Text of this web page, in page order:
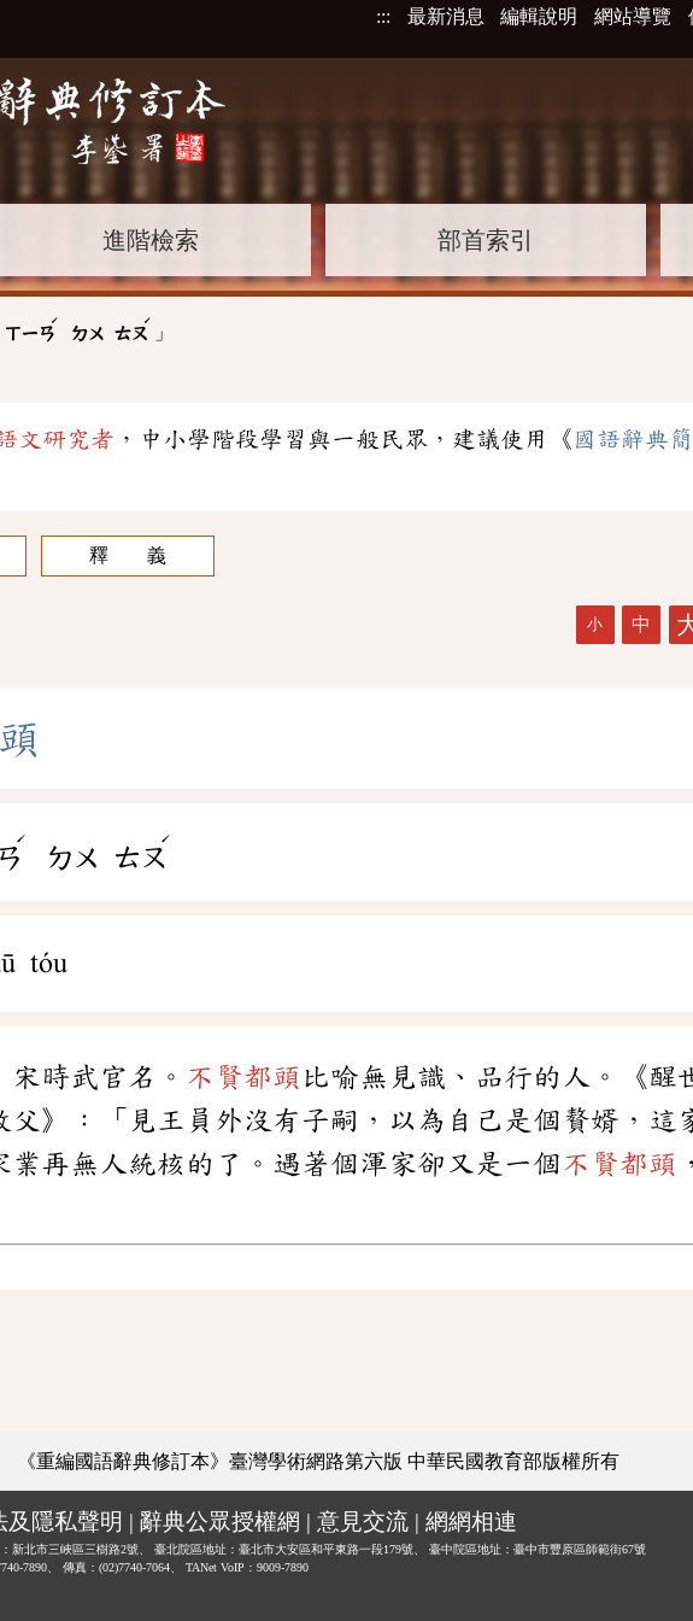
::: 最新消息 編輯說明 網站導覽
進階檢索 部首索引
ㄒㄧㄢ
ˊ
ㄉㄨ ㄊㄡ
ˊ
」
文研究者 ，中小學階段學習與一般民眾，建議使用《 國語辭典
釋 義
小 中
頭
ˊ
ㄉㄨ ㄊㄡ
ˊ
tóu
時武官名。 不賢都頭 比喻無見識、品行的人。《醒
父》：「見王員外沒有子嗣，以為自己是個贅婿，這
業再無人統核的了。遇著個渾家卻又是一個不賢都頭
《重編國語辭典修訂本》臺灣學術網路第六版 中華民國教育部版權所有
及隱私聲明 | 辭典公眾授權網 | 意見交流 | 網網相連
新北市三峽區三樹路2號、 臺北院區地址：臺北市大安區和平東路一段179號、
臺中院區地址：臺中市豐原區師範街67號
7890、
傳真：(02)7740-7064、 TANet VoIP：9009-7890